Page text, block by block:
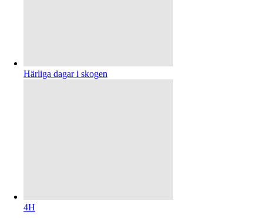
Härliga dagar i skogen
4H